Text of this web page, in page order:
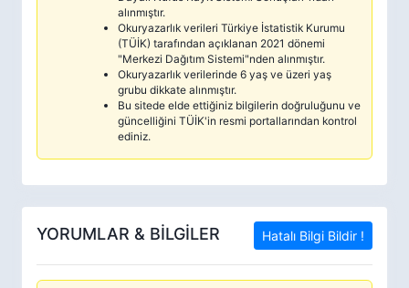
alınmıştır.
Okuryazarlık verileri Türkiye İstatistik Kurumu
(TÜİK) tarafından açıklanan 2021 dönemi
"Merkezi Dağıtım Sistemi"nden alınmıştır.
Okuryazarlık verilerinde 6 yaş ve üzeri yaş
grubu dikkate alınmıştır.
Bu sitede elde ettiğiniz bilgilerin doğruluğunu ve
güncelliğini TÜİK'in resmi portallarından kontrol
ediniz.
YORUMLAR & BİLGİLER Hatalı Bilgi Bildir !